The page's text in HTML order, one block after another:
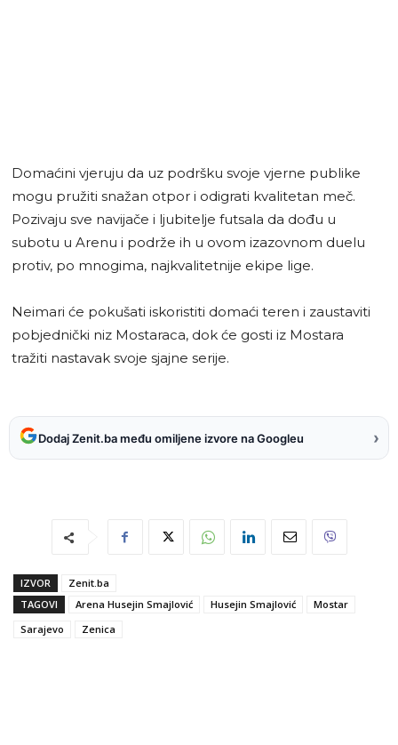
Domaćini vjeruju da uz podršku svoje vjerne publike
mogu pružiti snažan otpor i odigrati kvalitetan meč.
Pozivaju sve navijače i ljubitelje futsala da dođu u
subotu u Arenu i podrže ih u ovom izazovnom duelu
protiv, po mnogima, najkvalitetnije ekipe lige.
Neimari će pokušati iskoristiti domaći teren i zaustaviti
pobjednički niz Mostaraca, dok će gosti iz Mostara
tražiti nastavak svoje sjajne serije.
Dodaj Zenit.ba među omiljene izvore na Googleu ›
IZVOR
Zenit.ba
TAGOVI
Arena Husejin Smajlović Husejin Smajlović
Mostar
Sarajevo
Zenica